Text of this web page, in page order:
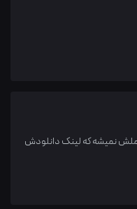
نمیشه که لینک دانلودش